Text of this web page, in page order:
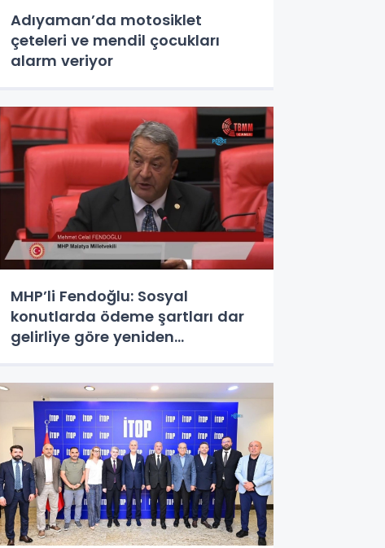
Adıyaman’da motosiklet
çeteleri ve mendil çocukları
alarm veriyor
MHP’li Fendoğlu: Sosyal
konutlarda ödeme şartları dar
gelirliye göre yeniden